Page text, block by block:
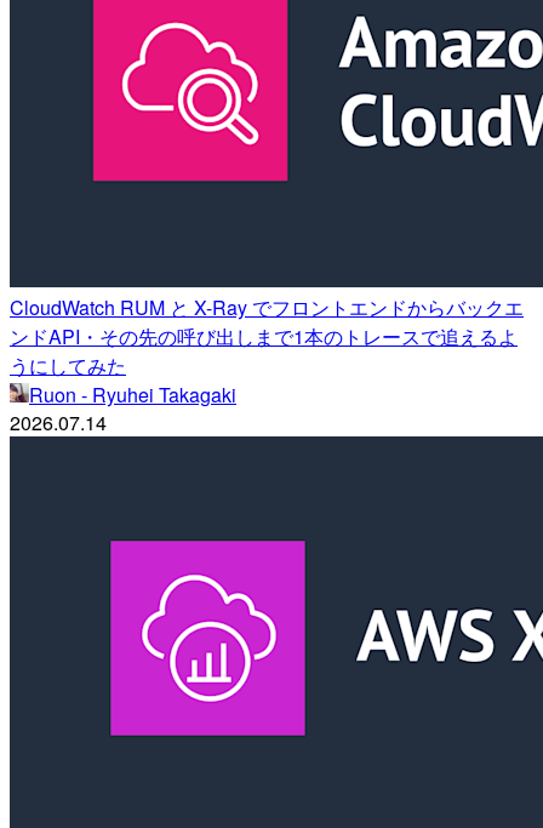
CloudWatch RUM と X-Ray でフロントエンドからバックエ
ンドAPI・その先の呼び出しまで1本のトレースで追えるよ
うにしてみた
Ruon - Ryuhei Takagaki
2026.07.14